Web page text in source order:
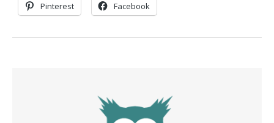
Pinterest Facebook